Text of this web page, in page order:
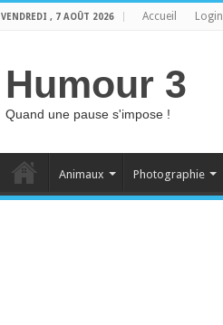
VENDREDI , 7 AOÛT 2026 Accueil Login
Humour 3
Quand une pause s'impose !
Animaux Photographie